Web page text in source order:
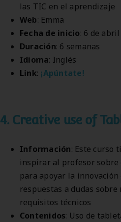
las TIC en el aprendizaje
Web: Emma
Fecha de inicio: 6 de abril
Duración: 6 semanas
Idioma: Inglés
Link: ¡Apúntate!
4. Creative use of
Información: Este curso
inspirar al profesor sobre
para apoyar la innovación
respuestas a dudas sobre
requisitos técnicos
Contenidos: Uso de